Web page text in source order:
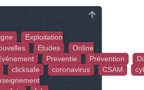
Exploitation
Etudes
Online
Preventie Prévention
clicksafe coronavirus CSAM